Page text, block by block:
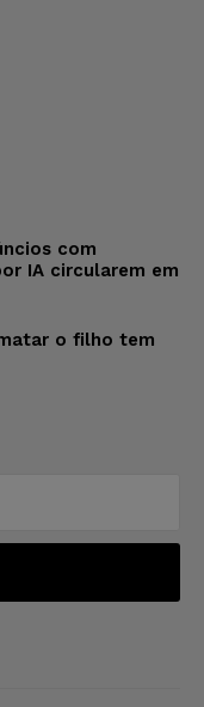
com
IA circularem em
o filho tem